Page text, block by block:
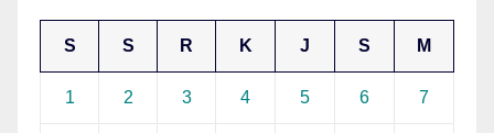
S S R K J S M
1 2 3 4 5 6 7